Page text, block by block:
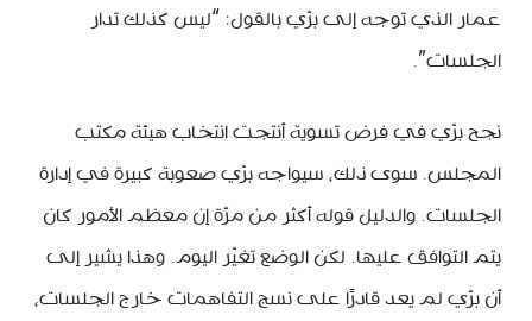
عمار الذي توجه إلى برّي بالقول: “ليس كذلك تدار
الجلسات”.
نجح برّي في فرض تسوية أنتجت انتخاب هيئة مكتب
المجلس. سوى ذلك، سيواجه برّي صعوبة كبيرة في إدارة
الجلسات. والدليل قوله أكثر من مرّة إن معظم الأمور كان
يتم التوافق عليها. لكن الوضع تغيّر اليوم. وهذا يشير إلى
أن برّي لم يعد قادرًا على نسج التفاهمات خارج الجلسات،